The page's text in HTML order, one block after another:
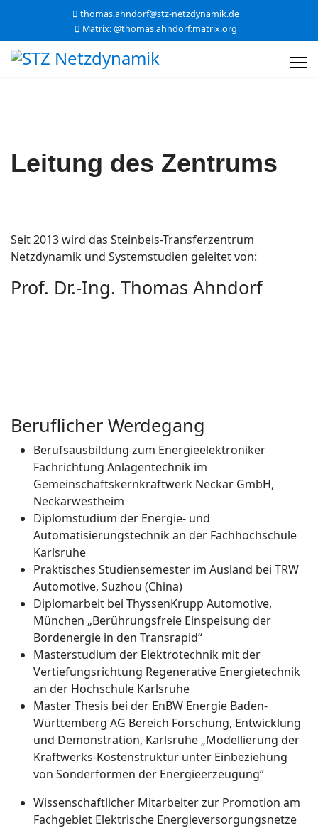
thomas.ahndorf@stz-netzdynamik.de
Matrix: @thomas.ahndorf:matrix.org
Leitung des Zentrums
Seit 2013 wird das Steinbeis-Transferzentrum
Netzdynamik und Systemstudien geleitet von:
Prof. Dr.-Ing. Thomas Ahndorf
Beruflicher Werdegang
Berufsausbildung zum Energieelektroniker
Fachrichtung Anlagentechnik im
Gemeinschaftskernkraftwerk Neckar GmbH,
Neckarwestheim
Diplomstudium der Energie- und
Automatisierungstechnik an der Fachhochschule
Karlsruhe
Praktisches Studiensemester im Ausland bei TRW
Automotive, Suzhou (China)
Diplomarbeit bei ThyssenKrupp Automotive,
München „Berührungsfreie Einspeisung der
Bordenergie in den Transrapid“
Masterstudium der Elektrotechnik mit der
Vertiefungsrichtung Regenerative Energietechnik
an der Hochschule Karlsruhe
Master Thesis bei der EnBW Energie Baden-
Württemberg AG Bereich Forschung, Entwicklung
und Demonstration, Karlsruhe „Modellierung der
Kraftwerks-Kostenstruktur unter Einbeziehung
von Sonderformen der Energieerzeugung“
Wissenschaftlicher Mitarbeiter zur Promotion am
Fachgebiet Elektrische Energieversorgungsnetze